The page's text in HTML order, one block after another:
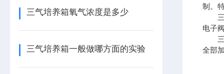
三气培养箱氧气浓度是多少
三气培养箱一般做哪方面的实验
制。
三气
电子
三气
全部